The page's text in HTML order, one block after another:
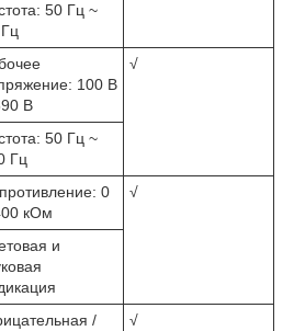
50 Гц ~
100 В
В
√
50 Гц ~
Гц
0
кОм
√
и
/
√